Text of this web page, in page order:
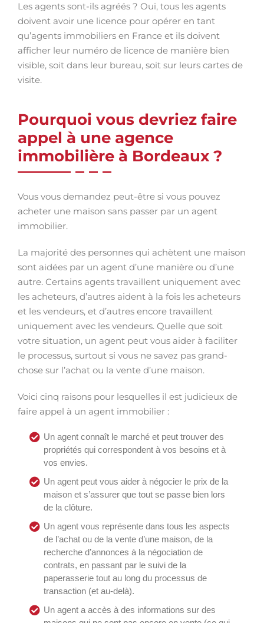
Les agents sont-ils agréés ? Oui, tous les agents
doivent avoir une licence pour opérer en tant
qu’agents immobiliers en France et ils doivent
afficher leur numéro de licence de manière bien
visible, soit dans leur bureau, soit sur leurs cartes de
visite.
Pourquoi vous devriez faire
appel à une agence
immobilière à Bordeaux ?
Vous vous demandez peut-être si vous pouvez
acheter une maison sans passer par un agent
immobilier.
La majorité des personnes qui achètent une maison
sont aidées par un agent d’une manière ou d’une
autre. Certains agents travaillent uniquement avec
les acheteurs, d’autres aident à la fois les acheteurs
et les vendeurs, et d’autres encore travaillent
uniquement avec les vendeurs. Quelle que soit
votre situation, un agent peut vous aider à faciliter
le processus, surtout si vous ne savez pas grand-
chose sur l’achat ou la vente d’une maison.
Voici cinq raisons pour lesquelles il est judicieux de
faire appel à un agent immobilier :
Un agent connaît le marché et peut trouver des
propriétés qui correspondent à vos besoins et à
vos envies.
Un agent peut vous aider à négocier le prix de la
maison et s’assurer que tout se passe bien lors
de la clôture.
Un agent vous représente dans tous les aspects
de l’achat ou de la vente d’une maison, de la
recherche d’annonces à la négociation de
contrats, en passant par le suivi de la
paperasserie tout au long du processus de
transaction (et au-delà).
Un agent a accès à des informations sur des